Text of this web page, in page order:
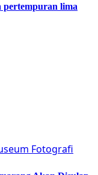
pertempuran lima